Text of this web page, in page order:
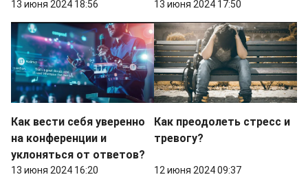
13 июня 2024 18:56 13 июня 2024 17:50
Как вести себя уверенно
на конференции и
уклоняться от ответов?
13 июня 2024 16:20
Как преодолеть стресс и
тревогу?
12 июня 2024 09:37